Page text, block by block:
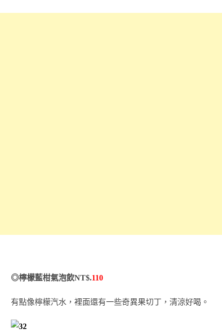
◎檸檬藍柑氣泡飲NT$.110
有點像檸檬汽水，裡面還有一些奇異果切丁，清涼好喝。